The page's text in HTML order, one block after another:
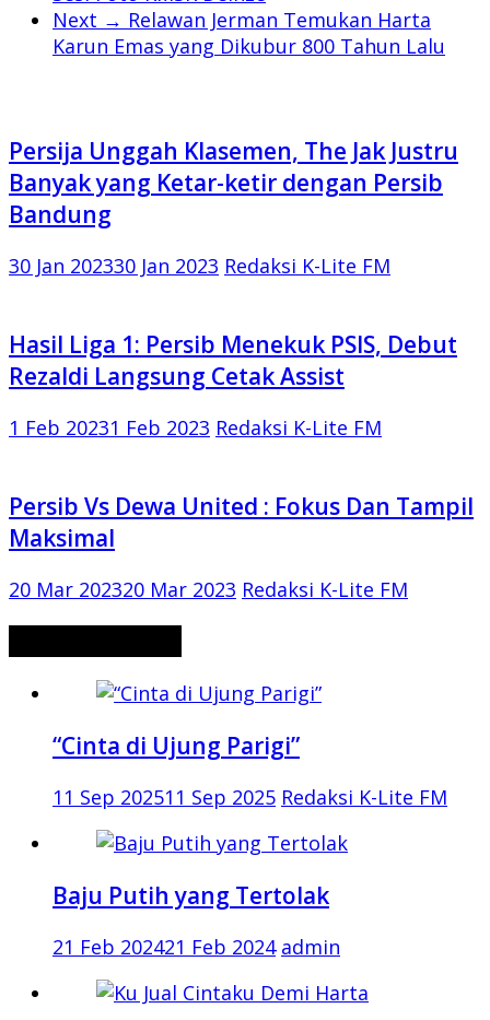
Next → Relawan Jerman Temukan Harta
Karun Emas yang Dikubur 800 Tahun Lalu
Persija Unggah Klasemen, The Jak Justru
Banyak yang Ketar-ketir dengan Persib
Bandung
30 Jan 202330 Jan 2023 Redaksi K-Lite FM
Hasil Liga 1: Persib Menekuk PSIS, Debut
Rezaldi Langsung Cetak Assist
1 Feb 20231 Feb 2023 Redaksi K-Lite FM
Persib Vs Dewa United : Fokus Dan Tampil
Maksimal
20 Mar 202320 Mar 2023 Redaksi K-Lite FM
“Cinta di Ujung Parigi”
11 Sep 202511 Sep 2025 Redaksi K-Lite FM
Baju Putih yang Tertolak
21 Feb 202421 Feb 2024 admin